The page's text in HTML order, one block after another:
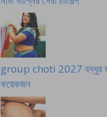
group choti 2027 বন্ধুর
কয়েকজন